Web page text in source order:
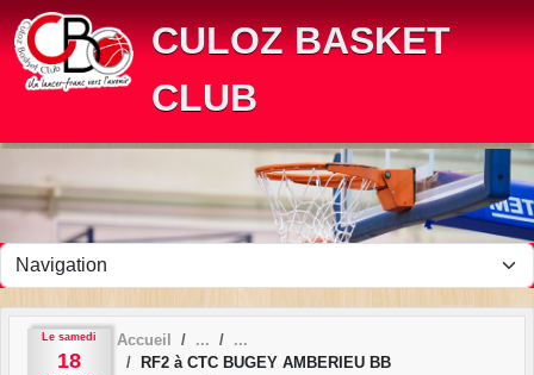
CULOZ BASKET
CLUB
Le samedi
18
Accueil
RF2 à CTC BUGEY AMBERIEU BB
Panneau de gestion des cookies